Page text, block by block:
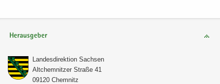
Herausgeber
Lan­des­di­rek­ti­on Sach­sen
Alt­chem­nit­zer Stra­ße 41
09120 Chem­nitz